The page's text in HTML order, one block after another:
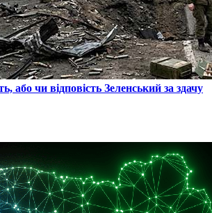
або чи відповість Зеленський за здачу